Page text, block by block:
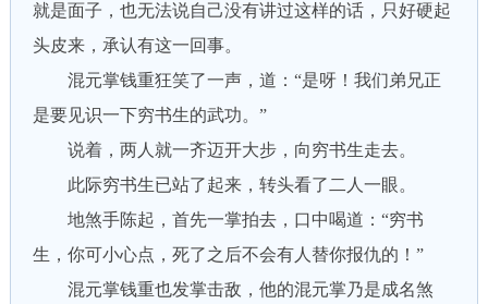
就是面子，也无法说自己没有讲过这样的话，只好硬起
头皮来，承认有这一回事。
混元掌钱重狂笑了一声，道：“是呀！我们弟兄正
是要见识一下穷书生的武功。”
说着，两人就一齐迈开大步，向穷书生走去。
此际穷书生已站了起来，转头看了二人一眼。
地煞手陈起，首先一掌拍去，口中喝道：“穷书
生，你可小心点，死了之后不会有人替你报仇的！”
混元掌钱重也发掌击敌，他的混元掌乃是成名煞